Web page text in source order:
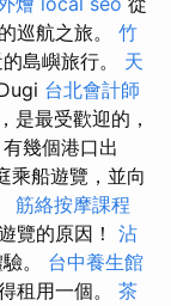
巡航之旅。 竹
島嶼旅行。 天
台北會計師
是最受歡迎的，
幾個港口出
乘船遊覽，並向
筋絡按摩課程
覽的原因！ 沾
。 台中養生館
租用一個。 茶